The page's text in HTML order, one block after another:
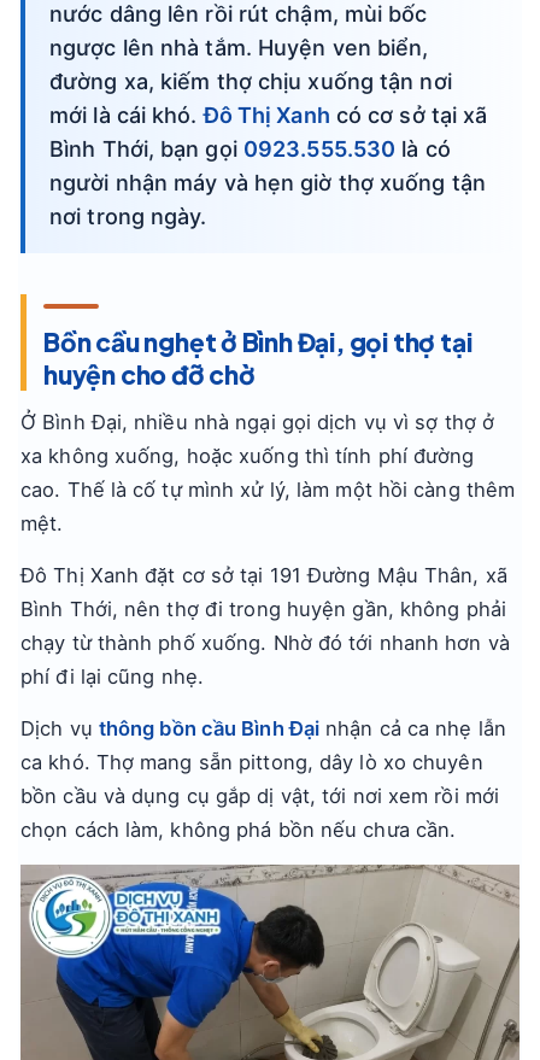
nước dâng lên rồi rút chậm, mùi bốc
ngược lên nhà tắm. Huyện ven biển,
đường xa, kiếm thợ chịu xuống tận nơi
mới là cái khó.Đô Thị Xanh có cơ sở tại xã
Bình Thới, bạn gọi 0923.555.530 là có
người nhận máy và hẹn giờ thợ xuống tận
nơi trong ngày.
Bồn cầu nghẹt ở Bình Đại, gọi thợ tại
huyện cho đỡ chờ
Ở Bình Đại, nhiều nhà ngại gọi dịch vụ vì sợ thợ ở
xa không xuống, hoặc xuống thì tính phí đường
cao. Thế là cố tự mình xử lý, làm một hồi càng thêm
mệt.
Đô Thị Xanh đặt cơ sở tại 191 Đường Mậu Thân, xã
Bình Thới, nên thợ đi trong huyện gần, không phải
chạy từ thành phố xuống. Nhờ đó tới nhanh hơn và
phí đi lại cũng nhẹ.
Dịch vụ thông bồn cầu Bình Đại nhận cả ca nhẹ lẫn
ca khó. Thợ mang sẵn pittong, dây lò xo chuyên
bồn cầu và dụng cụ gắp dị vật, tới nơi xem rồi mới
chọn cách làm, không phá bồn nếu chưa cần.